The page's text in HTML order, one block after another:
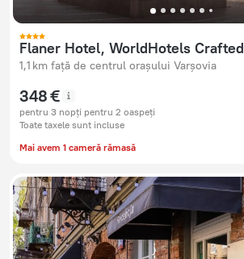
Flaner Hotel, WorldHotels Crafted
1,1 km față de centrul orașului Varșovia
348 €
pentru 3 nopți pentru 2 oaspeți
Toate taxele sunt incluse
Mai avem 1 cameră rămasă